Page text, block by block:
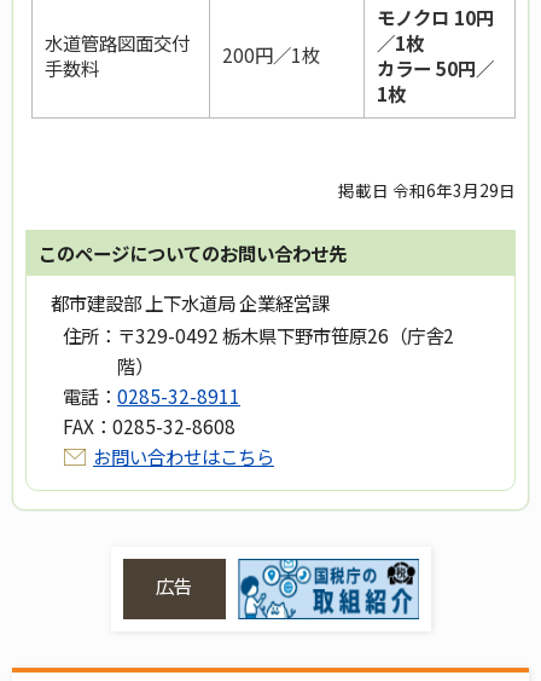
水道管路図面交付
手数料
200円／1枚
モノクロ 10円
／1枚
カラー 50円／
1枚
掲載日 令和6年3月29日
このページについてのお問い合わせ先
都市建設部 上下水道局 企業経営課
住所： 〒329-0492 栃木県下野市笹原26（庁舎2
階）
電話： 0285-32-8911
FAX： 0285-32-8608
お問い合わせはこちら
広告